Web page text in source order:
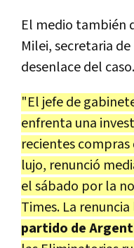
El medio también
Milei, secretaria
desenlace del caso.
"El jefe de
enfrenta una
recientes compras
lujo, renunció
el sábado por la
Times. La
partido de